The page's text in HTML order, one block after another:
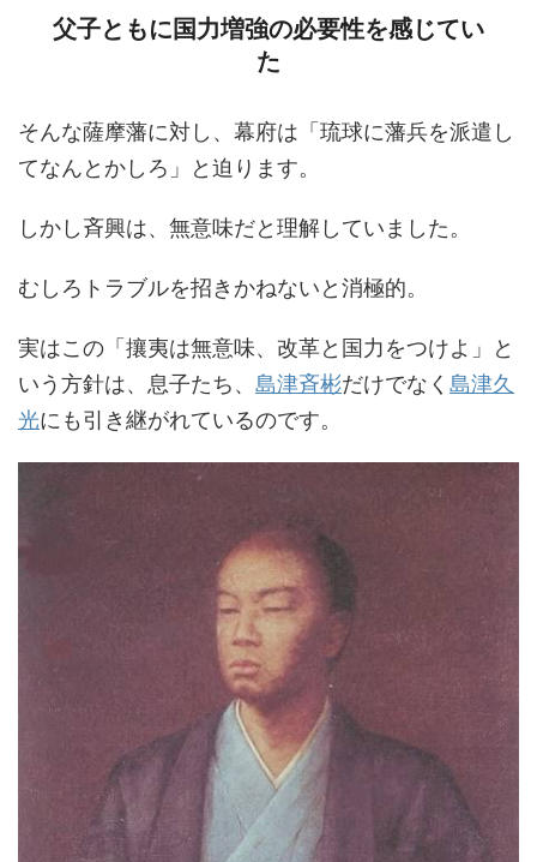
父子ともに国力増強の必要性を感じてい
た
そんな薩摩藩に対し、幕府は「琉球に藩兵を派遣し
てなんとかしろ」と迫ります。
しかし斉興は、無意味だと理解していました。
むしろトラブルを招きかねないと消極的。
実はこの「攘夷は無意味、改革と国力をつけよ」と
いう方針は、息子たち、 島津斉彬だけでなく 島津久
光にも引き継がれているのです。